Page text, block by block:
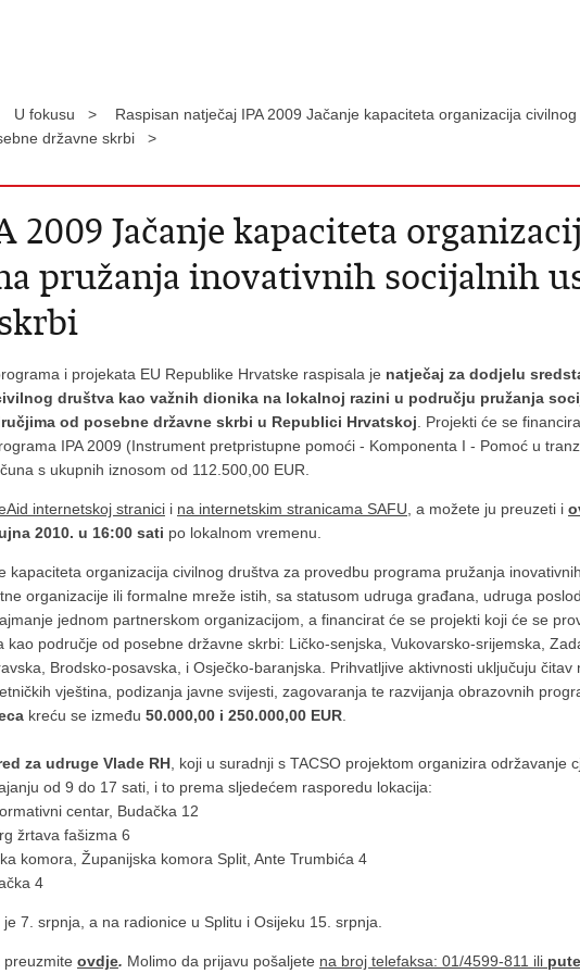
U fokusu >
Raspisan natječaj IPA 2009 Jačanje kapaciteta organizacija
državne skrbi >
2009 Jačanje kapaciteta
pružanja inovativnih socijalnih
i projekata EU Republike Hrvatske raspisala je natječaj za dodjelu
društva kao važnih dionika na lokalnoj razini u području pružanja
od posebne državne skrbi u Republici Hrvatskoj . Projekti će se
IPA 2009 (Instrument pretpristupne pomoći - Komponenta I - Pomoć u
s ukupnih iznosom od 112.500,00 EUR.
internetskoj stranici i na internetskim stranicama SAFU , a možete ju preuzeti i
2010. u 16:00 sati po lokalnom vremenu.
kapaciteta organizacija civilnog društva za provedbu programa pružanja
organizacije ili formalne mreže istih, sa statusom udruga građana, udruga
jednom partnerskom organizacijom, a financirat će se projekti koji će se
kao područje od posebne državne skrbi: Ličko-senjska, Vukovarsko-srijemska,
Brodsko-posavska, i Osječko-baranjska. Prihvatljive aktivnosti uključuju čitav
vještina, podizanja javne svijesti, zagovaranja te razvijanja obrazovnih
kreću se između 50.000,00 i 250.000,00 EUR
za udruge Vlade RH , koji u suradnji s TACSO projektom organizira
od 9 do 17 sati, i to prema sljedećem rasporedu lokacija:
centar, Budačka 12
žrtava fašizma 6
komora, Županijska komora Split, Ante Trumbića 4
4
7. srpnja, a na radionice u Splitu i Osijeku 15. srpnja.
ovdje. Molimo da prijavu pošaljete na broj telefaksa: 01/4599-811 ili